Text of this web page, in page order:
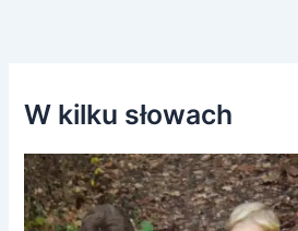
W kilku słowach